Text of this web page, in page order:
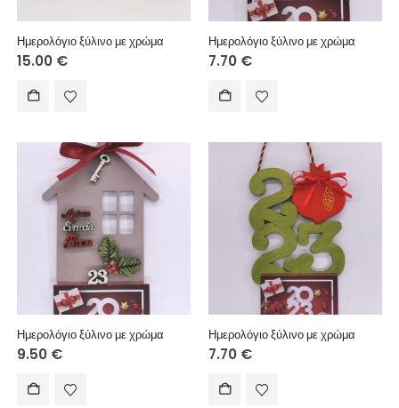
Ημερολόγιο ξύλινο με χρώμα
15.00 €
Ημερολόγιο ξύλινο με χρώμα
7.70 €
Ημερολόγιο ξύλινο με χρώμα
9.50 €
Ημερολόγιο ξύλινο με χρώμα
7.70 €